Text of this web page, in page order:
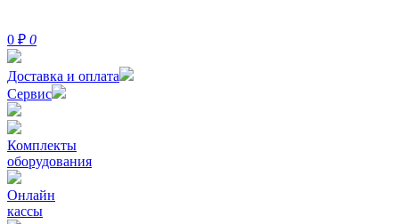
0 ₽ 0
Доставка и оплата
Сервис
Комплекты
оборудования
Онлайн
кассы